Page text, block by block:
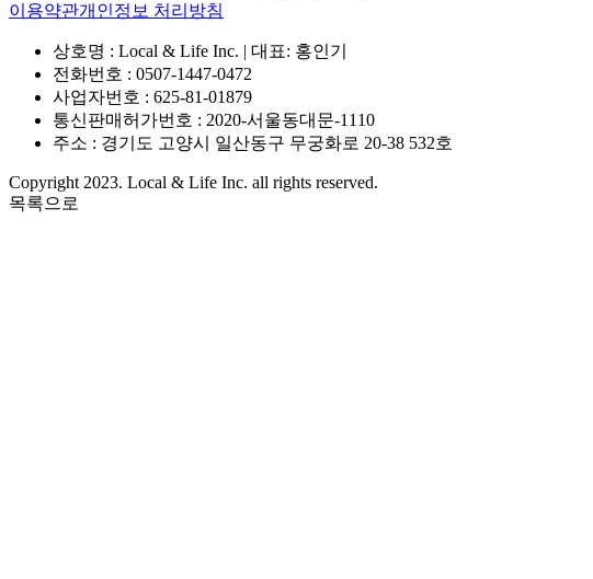
이용약관개인정보 처리방침
상호명 : Local & Life Inc. | 대표: 홍인기
전화번호 : 0507-1447-0472
사업자번호 : 625-81-01879
통신판매허가번호 : 2020-서울동대문-1110
주소 : 경기도 고양시 일산동구 무궁화로 20-38 532호
Copyright 2023. Local & Life Inc. all rights reserved.
목록으로